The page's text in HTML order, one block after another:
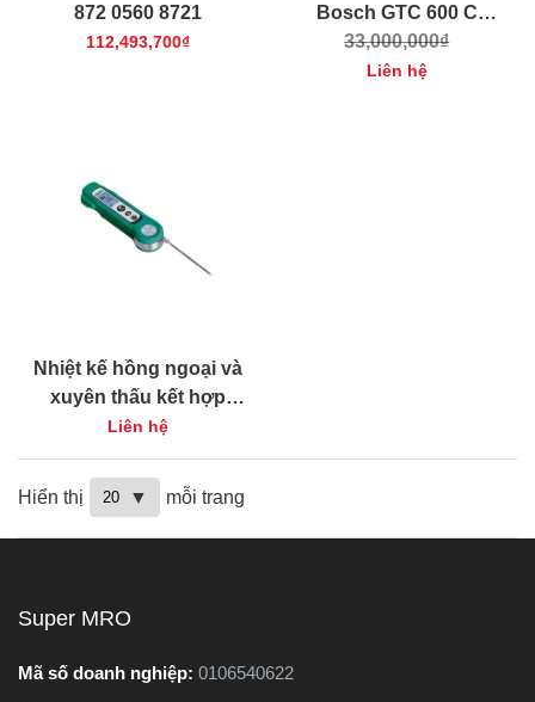
872 0560 8721
112,493,700₫
Bosch GTC 600 C
(06010835K1)
33,000,000₫
Liên hệ
Nhiệt kế hồng ngoại và
xuyên thấu kết hợp
Insize 0321-IT42 -15°C ~
280°C / 5°F ~ 536°F
Liên hệ
Hiển thị mỗi trang
Super MRO
Mã số doanh nghiệp: 0106540622